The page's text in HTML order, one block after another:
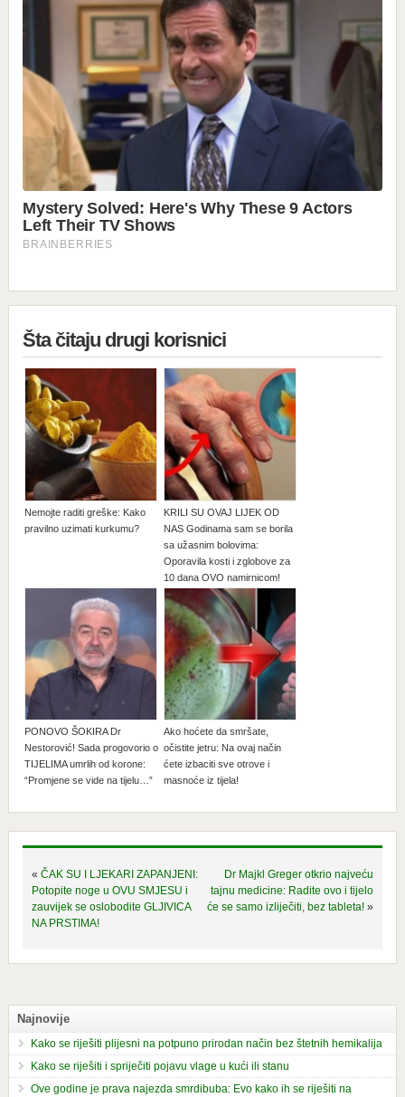
Šta čitaju drugi korisnici
Nemojte raditi greške: Kako
pravilno uzimati kurkumu?
KRILI SU OVAJ LIJEK OD
NAS Godinama sam se borila
sa užasnim bolovima:
Oporavila kosti i zglobove za
10 dana OVO namirnicom!
PONOVO ŠOKIRA Dr
Nestorović! Sada progovorio o
TIJELIMA umrlih od korone:
“Promjene se vide na tijelu…”
Ako hoćete da smršate,
očistite jetru: Na ovaj način
ćete izbaciti sve otrove i
masnoće iz tijela!
« ČAK SU I LJEKARI ZAPANJENI:
Potopite noge u OVU SMJESU i
zauvijek se oslobodite GLJIVICA
NA PRSTIMA!
Dr Majkl Greger otkrio najveću
tajnu medicine: Radite ovo i tijelo
će se samo izliječiti, bez tableta! »
Najnovije
Kako se riješiti plijesni na potpuno prirodan način bez štetnih hemikalija
Kako se riješiti i spriječiti pojavu vlage u kući ili stanu
Ove godine je prava najezda smrdibuba: Evo kako ih se riješiti na